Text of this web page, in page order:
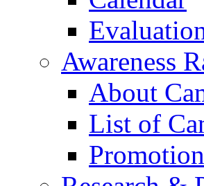
Awareness
About
List of